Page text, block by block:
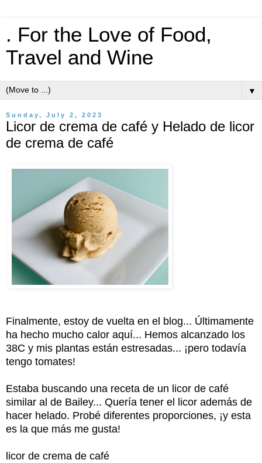
. For the Love of Food,
Travel and Wine
▼
Sunday, July 2, 2023
Licor de crema de café y Helado de licor
de crema de café
Finalmente, estoy de vuelta en el blog... Últimamente
ha hecho mucho calor aquí... Hemos alcanzado los
38C y mis plantas están estresadas... ¡pero todavía
tengo tomates!
Estaba buscando una receta de un licor de café
similar al de Bailey... Quería tener el licor además de
hacer helado. Probé diferentes proporciones, ¡y esta
es la que más me gusta!
licor de crema de café